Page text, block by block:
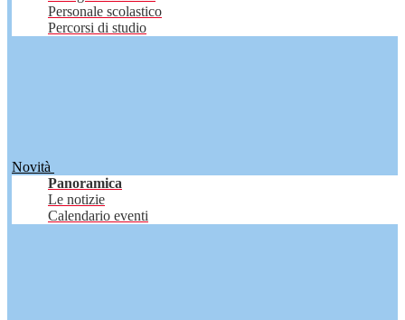
Personale scolastico
Percorsi di studio
Novità
Panoramica
Le notizie
Calendario eventi